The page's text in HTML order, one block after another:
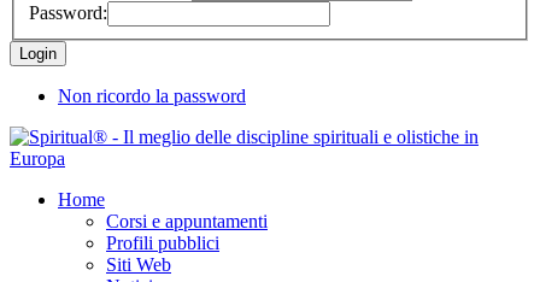
Password:
Non ricordo la password
Home
Corsi e appuntamenti
Profili pubblici
Siti Web